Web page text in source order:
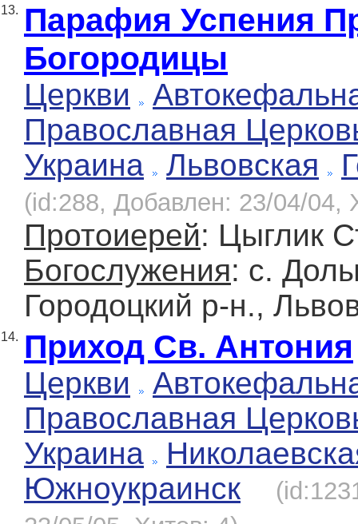
13. Парафия Успения
Богородицы
Церкви
Православная
Украина
Львовская
(id:288, Добавлен: 23/04/04,
Протоиерей: Цыглик
Богослужения: с.
Городоцкий р-н.,
14. Приход Св. Антония
Церкви
Православная
Украина
Южноукраинск